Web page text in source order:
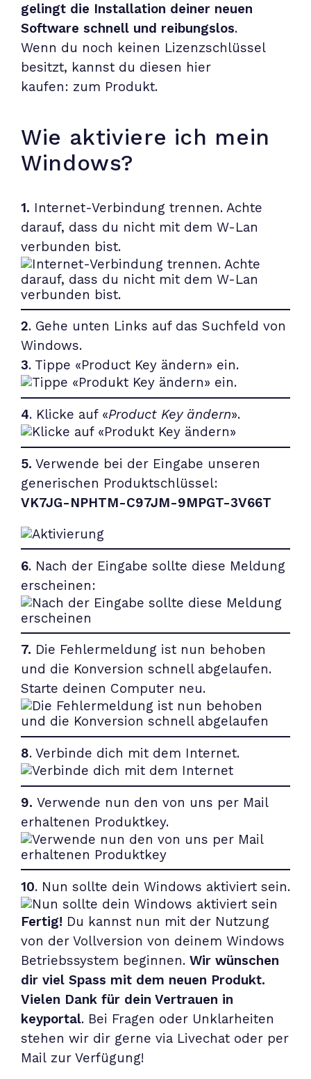
gelingt die Installation deiner neuen
Software schnell und reibungslos.
Wenn du noch keinen Lizenzschlüssel
besitzt, kannst du diesen hier
kaufen: zum Produkt.
Wie aktiviere ich mein
Windows?
1. Internet-Verbindung trennen. Achte
darauf, dass du nicht mit dem W-Lan
verbunden bist.
2. Gehe unten Links auf das Suchfeld von
Windows.
3. Tippe «Product Key ändern» ein.
4. Klicke auf «Product Key ändern».
5. Verwende bei der Eingabe unseren
generischen Produktschlüssel:
VK7JG-NPHTM-C97JM-9MPGT-3V66T
6. Nach der Eingabe sollte diese Meldung
erscheinen:
7. Die Fehlermeldung ist nun behoben
und die Konversion schnell abgelaufen.
Starte deinen Computer neu.
8. Verbinde dich mit dem Internet.
9. Verwende nun den von uns per Mail
erhaltenen Produktkey.
10. Nun sollte dein Windows aktiviert sein.
Fertig! Du kannst nun mit der Nutzung
von der Vollversion von deinem Windows
Betriebssystem beginnen. Wir wünschen
dir viel Spass mit dem neuen Produkt.
Vielen Dank für dein Vertrauen in
keyportal. Bei Fragen oder Unklarheiten
stehen wir dir gerne via Livechat oder per
Mail zur Verfügung!